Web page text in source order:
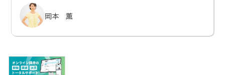
岡本 薫